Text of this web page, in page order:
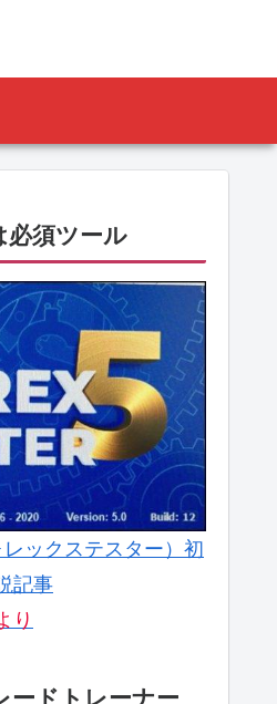
須ツール
ックステスター）初
記事
り
ードトレーナー